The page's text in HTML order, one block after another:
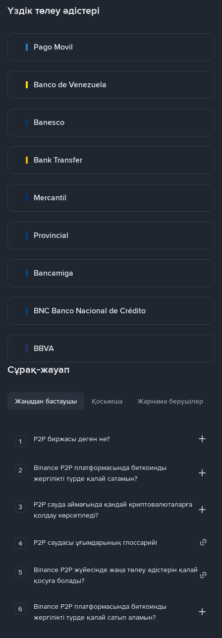
Үздік төлеу әдістері
Pago Movil
Banco de Venezuela
Banesco
Bank Transfer
Mercantil
Provincial
Bancamiga
BNC Banco Nacional de Crédito
BBVA
Сұрақ-жауап
Жаңадан бастаушы Қосымша Жарнама берушілер
1 P2P биржасы деген не?
2
Binance P2P платформасында биткоинды
жергілікті түрде қалай сатамын?
3
P2P сауда аймағында қандай криптовалюталарға
қолдау көрсетіледі?
4 P2P саудасы ұғымдарының глоссарийі
5
Binance P2P жүйесінде жаңа төлеу әдістерін қалай
қосуға болады?
6
Binance P2P платформасында биткоинды
жергілікті түрде қалай сатып аламын?